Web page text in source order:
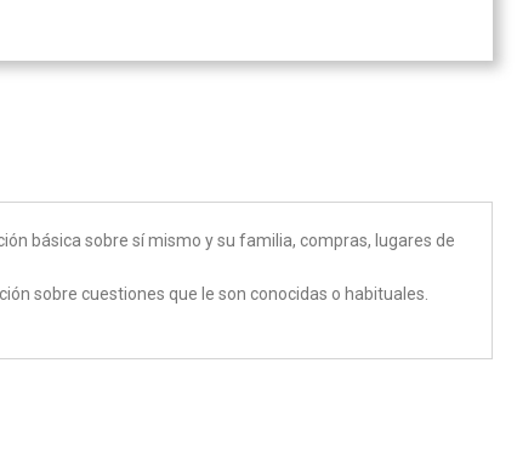
básica sobre sí mismo y su familia, compras, lugares de
sobre cuestiones que le son conocidas o habituales.